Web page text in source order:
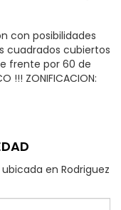
con posibilidades
cuadrados cubiertos
frente por 60 de
!!! ZONIFICACION:
en Rodriguez